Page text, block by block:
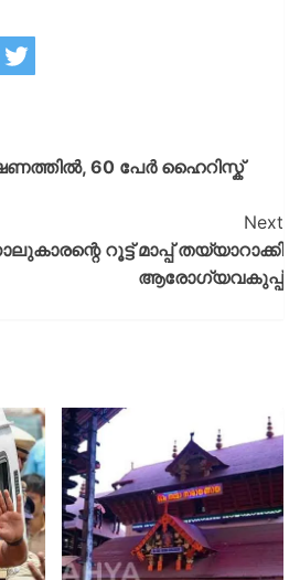
60 പേർ ഹൈറിസ്ക്
Next
റൂട്ട് മാപ്പ് തയ്യാറാക്കി
ആരോഗ്യവകുപ്പ്